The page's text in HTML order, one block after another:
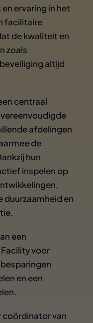
ervaring in het
facilitaire
de kwaliteit en
zoals
altijd
centraal
afdelingen
de
hun
inspelen op
duurzaamheid en
een
voor
en een
coördinator van